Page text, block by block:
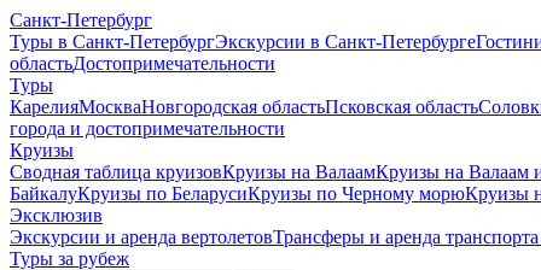
Санкт-Петербург
Туры в Санкт-ПетербургЭкскурсии в Санкт-Петербурге
областьДостопримечательности
Туры
КарелияМоскваНовгородская областьПсковская область
города и достопримечательности
Круизы
Сводная таблица круизовКруизы на ВалаамКруизы на Валаам
БайкалуКруизы по БеларусиКруизы по Черному морюКруизы
Эксклюзив
Экскурсии и аренда вертолетовТрансферы и аренда транспорта
Туры за рубеж